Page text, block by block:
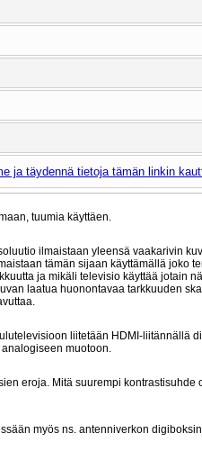
ja täydennä tietoja tämän linkin
tuumia käyttäen.
ilmaistaan yleensä vaakarivin
tämän sijaan käyttämällä joko
ja mikäli televisio käyttää jotain
laatua huonontavaa tarkkuuden
liitetään HDMI-liitännällä
muotoon.
eroja. Mitä suurempi kontrastisuhde
myös ns. antenniverkon